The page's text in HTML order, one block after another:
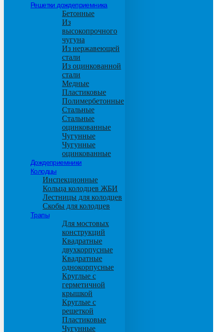
Решетки дождеприемника
Бетонные
Из
высокопрочного
чугуна
Из нержавеющей
стали
Из оцинкованной
стали
Медные
Пластиковые
Полимербетонные
Стальные
Стальные
оцинкованные
Чугунные
Чугунные
оцинкованные
Дождеприемники
Колодцы
Инспекционные
Кольца колодцев ЖБИ
Лестницы для колодцев
Скобы для колодцев
Трапы
Для мостовых
конструкций
Квадратные
двухкорпусные
Квадратные
однокорпусные
Круглые с
герметичной
крышкой
Круглые с
решеткой
Пластиковые
Чугунные